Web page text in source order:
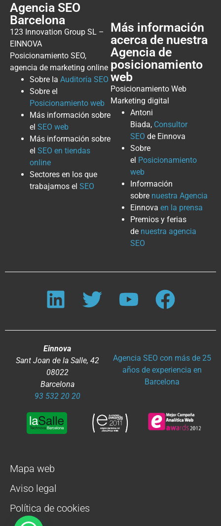
Agencia SEO
Barcelona
123 Innovation Group SL –
EINNOVA
Posicionamiento SEO,
agencia de marketing online
Sobre la Auditoría SEO
Sobre el
Posicionamiento web
Más información sobre
el SEO web
Más información sobre
el SEO en tiendas
online
Sectores en los que
trabajamos el SEO
Más información
acerca de nuestra
Agencia de
posicionamiento
web
Posicionamiento Web
Marketing digital
Antoni
Biada, Consultor
SEO de Einnova
Sobre
el Posicionamiento
web
Información
sobre nuestra Agencia
Einnova en la prensa
Premios y ferias
de nuestra agencia
SEO
Einnova
Sant Joan de la Salle, 42
08022
Barcelona
93 532 20 20
Agencia SEO con más de 25
años de experiencia en
Barcelona
Mapa web
Aviso legal
Política de cookies